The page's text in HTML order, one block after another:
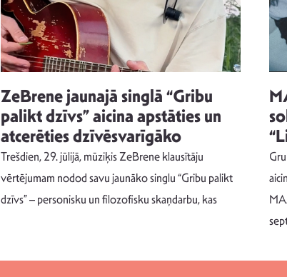
ZeBrene jaunajā singlā “Gribu
palikt dzīvs” aicina apstāties un
atcerēties dzīvēsvarīgāko
Trešdien, 29. jūlijā, mūziķis ZeBrene klausītāju
vērtējumam nodod savu jaunāko singlu “Gribu palikt
dzīvs” – personisku un filozofisku skaņdarbu, kas